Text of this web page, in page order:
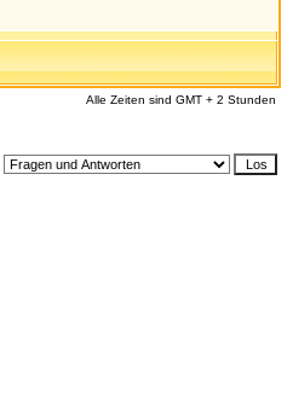
Alle Zeiten sind GMT + 2 Stunden